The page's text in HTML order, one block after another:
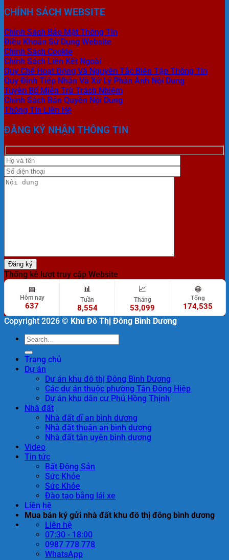
CHÍNH SÁCH WEBSITE
Chính Sách Bảo Mật Thông Tin
Điều Khoản Sử Dụng Website
Chính Sách Cookie
Chính Sách Liên Kết Ngoài
Quy Chế Hoạt Động Và Nguyên Tắc Biên Tập Thông Tin
Quy Định Tiếp Nhận Và Xử Lý Phản Ánh Nội Dung
Tuyên Bố Miễn Trừ Trách Nhiệm
Chính Sách Bản Quyền Nội Dung
Thông Tin Liên Hệ
ĐĂNG KÝ NHẬN THÔNG TIN
Thống kê lượt truy cập Website
📅
Hôm nay
637
📊
Tuần
8,554
📈
Tháng
53,099
🌐
Tổng
174,535
Copyright 2026 © Khu Đô Thị Đông Bình Dương
Trang chủ
Dự án
Dự án khu đô thị Đông Bình Dương
Các dự án thuộc phường Tân Đông Hiệp
Dự án khu dân cư Phú Hồng Thịnh
Nhà đất
Nhà đất dĩ an bình dương
Nhà đất thuận an bình dương
Nhà đất tân uyên bình dương
Video
Tin tức
Bất Động Sản
Sức Khỏe
Sức Khỏe
Đào tạo bằng lái xe
Liên hệ
Mua bán ký gửi nhà đất khu đô thị đông bình dương
Liên hệ
07:30 - 18:00
0987 778 778
WhatsApp